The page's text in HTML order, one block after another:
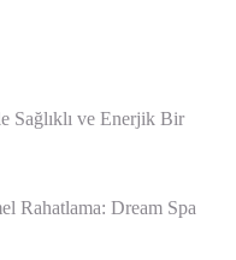
Sağlıklı ve Enerjik Bir
Rahatlama: Dream Spa